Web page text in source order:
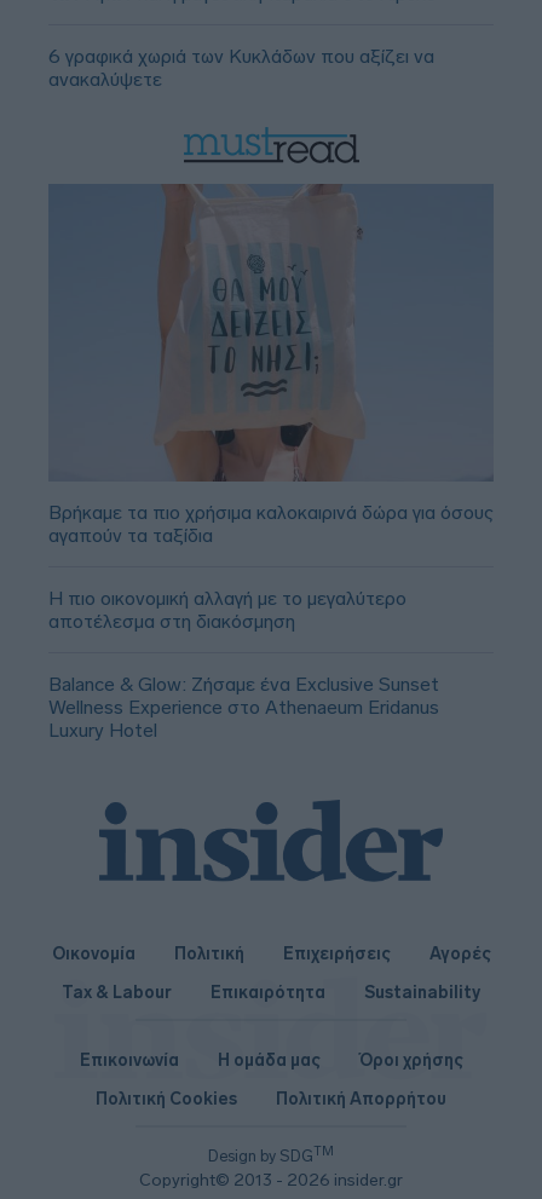
6 γραφικά χωριά των Κυκλάδων που αξίζει να
ανακαλύψετε
Βρήκαμε τα πιο χρήσιμα καλοκαιρινά δώρα για όσους
αγαπούν τα ταξίδια
Η πιο οικονομική αλλαγή με το μεγαλύτερο
αποτέλεσμα στη διακόσμηση
Balance & Glow: Ζήσαμε ένα Exclusive Sunset
Wellness Experience στο Athenaeum Eridanus
Luxury Hotel
Οικονομία Πολιτική Επιχειρήσεις
Αγορές
Tax & Labour
Επικαιρότητα Sustainability
Design by SDGTM
Copyright© 2013 - 2026 insider.gr
Επικοινωνία Η ομάδα μας
Όροι χρήσης
Πολιτική Cookies
Πολιτική Απορρήτου